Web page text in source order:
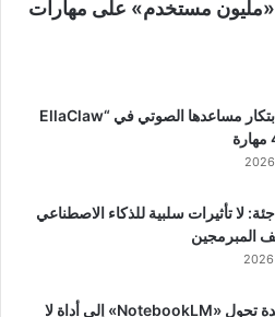
«مليون مستخدم» على مهارات
تكنو تعيد ابتكار مساعدها الصوتي في “EllaClaw
لا تأثيرات سلبية للذكاء الاصطناعي
المبرمجين
ترقية جديدة تحول «NotebookLM» إلى أداة لا